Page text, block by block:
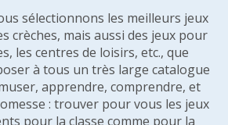
sélectionnons les meilleurs jeux
crèches, mais aussi des jeux pour
les centres de loisirs, etc., que
à tous un très large catalogue
apprendre, comprendre, et
: trouver pour vous les jeux
pour la classe comme pour la